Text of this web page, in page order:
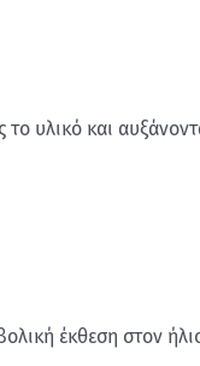
υλικό και
έκθεση στον